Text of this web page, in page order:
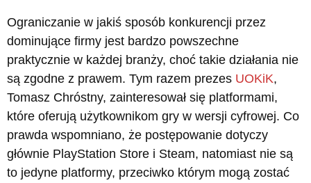
Ograniczanie w jakiś sposób konkurencji przez
dominujące firmy jest bardzo powszechne
praktycznie w każdej branży, choć takie działania nie
są zgodne z prawem. Tym razem prezes UOKiK,
Tomasz Chróstny, zainteresował się platformami,
które oferują użytkownikom gry w wersji cyfrowej. Co
prawda wspomniano, że postępowanie dotyczy
głównie PlayStation Store i Steam, natomiast nie są
to jedyne platformy, przeciwko którym mogą zostać